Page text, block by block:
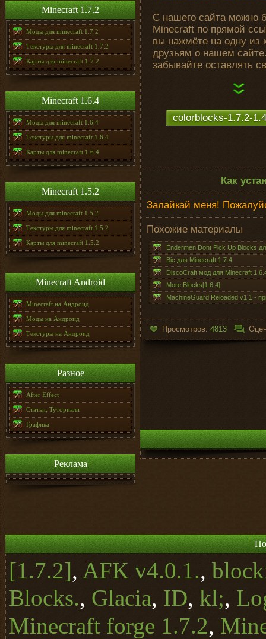
Minecraft 1.7.2
Моды для minecraft 1.7.2
Текстуры для minecraft 1.7.2
Карты для minecraft 1.7.2
Minecraft 1.6.4
Моды для minecraft 1.6.4
Текстуры для minecraft 1.6.4
Карты для minecraft 1.6.4
Minecraft 1.5.2
Моды для minecraft 1.5.2
Текстуры для minecraft 1.5.2
Карты для minecraft 1.5.2
Minecraft Android
Minecraft на Андроид
Моды на Андроид
Текстуры на Андроид
Разное
After Effect
Статьи, Туториали
Графика
Реклама
С нашего сайта можно
Minecraft по прямой
вы нажмёте на одну из
друзьям о нашем
забывайте оставлять
colorblocks-1.7.2-
Как
Залайкай меня!
Похожие материалы
Endermen Dont Pick Up Blocks
Bic для Minecraft 1.7.4
DiscoCraft мод для Minecraft
More Blocks[1.6.4]
MachineGuard Reloaded v1.1 -
Просмотров: 4813
[1.7.2], AFK v4.0.1.,
Blocks., Glacia, ID, kl;,
Minecraft forge 1.7.2,